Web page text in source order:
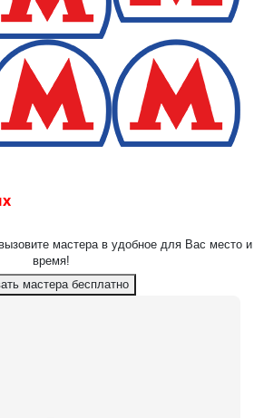
мастера в удобное для Вас место и
время!
мастера бесплатно